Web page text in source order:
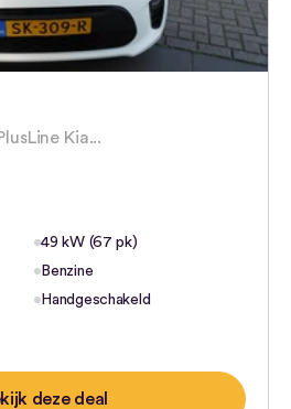
Kia...
49 kW (67 pk)
Benzine
Handgeschakeld
deze deal